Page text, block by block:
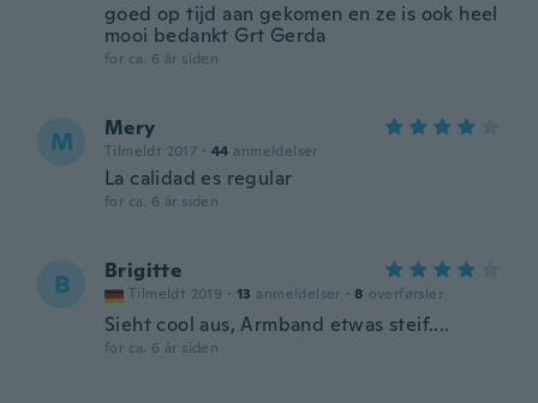
goed op tijd aan gekomen en ze is ook heel
mooi bedankt Grt Gerda
for ca. 6 år siden
M Mery
Tilmeldt 2017 · 44 anmeldelser
La calidad es regular
for ca. 6 år siden
B Brigitte
Tilmeldt 2019 · 13 anmeldelser · 8 overførsler
Sieht cool aus, Armband etwas steif....
for ca. 6 år siden